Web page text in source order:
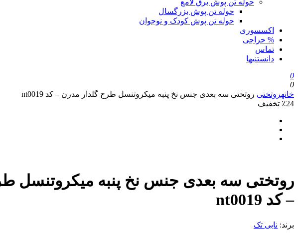
حوله تن پوش برق لامع
حوله تن پوش بزرگسال
حوله تن پوش کودک و نوجوان
اکسسوری
% حراجی
تماس
دانستنیها
0
0
خانهروتختی روتختی سه بعدی جنس نخ پنبه میکروتنسل طرح گلدار مدرن – کد nt0019
٪24 تخفیف
روتختی سه بعدی جنس نخ پنبه میکروتنسل
– کد nt0019
برند: نابی تک